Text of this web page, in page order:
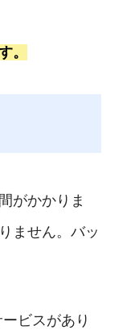
。
がかかりま
ません。バッ
ビスがあり